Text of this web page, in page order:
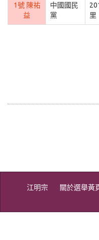
1號 陳祐
益
中國國民
黨
里
江明宗 關於選舉黃